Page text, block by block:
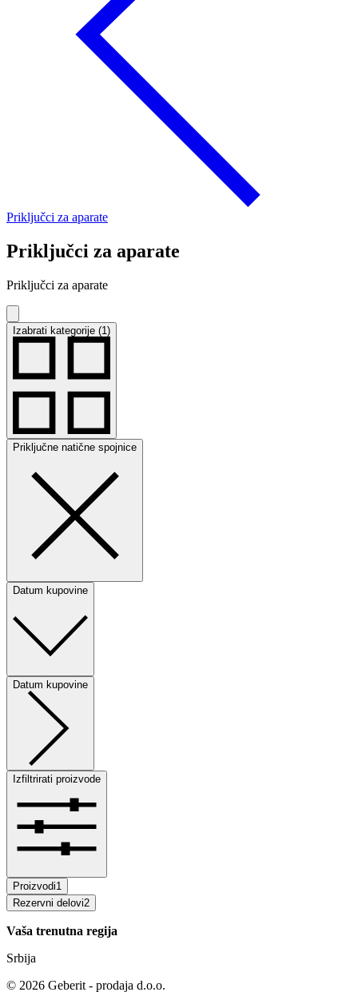
Priključci za aparate
Priključci za aparate
Priključci za aparate
Izabrati kategorije (1)
Priključne natične spojnice
Datum kupovine
Datum kupovine
Izfiltrirati proizvode
Proizvodi1
Rezervni delovi2
Vaša trenutna regija
Srbija
© 2026 Geberit - prodaja d.o.o.